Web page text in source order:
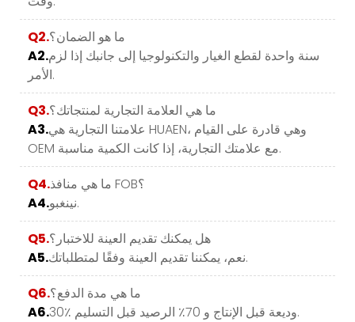
Q2.ما هو الضمان؟
A2.سنة واحدة لقطع الغيار والتكنولوجيا إلى جانبك إذا لزم
الأمر.
Q3.ما هي العلامة التجارية لمنتجاتك؟
A3.علامتنا التجارية هي HUAEN، وهي قادرة على القيام
OEM مع علامتك التجارية، إذا كانت الكمية مناسبة.
Q4.
ما هي منافذ FOB؟
A4.
نينغبو.
Q5.هل يمكنك تقديم العينة للاختبار؟
A5.
نعم، يمكننا تقديم العينة وفقًا لمتطلباتك.
Q6.ما هي مدة الدفع؟
A6.
30٪ وديعة قبل الإنتاج و 70٪ الرصيد قبل التسليم.